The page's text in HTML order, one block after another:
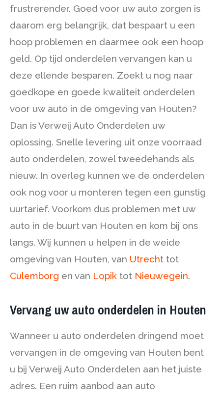
frustrerender. Goed voor uw auto zorgen is
daarom erg belangrijk, dat bespaart u een
hoop problemen en daarmee ook een hoop
geld. Op tijd onderdelen vervangen kan u
deze ellende besparen. Zoekt u nog naar
goedkope en goede kwaliteit onderdelen
voor uw auto in de omgeving van Houten?
Dan is Verweij Auto Onderdelen uw
oplossing. Snelle levering uit onze voorraad
auto onderdelen, zowel tweedehands als
nieuw. In overleg kunnen we de onderdelen
ook nog voor u monteren tegen een gunstig
uurtarief. Voorkom dus problemen met uw
auto in de buurt van Houten en kom bij ons
langs. Wij kunnen u helpen in de weide
omgeving van Houten, van Utrecht tot
Culemborg en van Lopik tot Nieuwegein.
Vervang uw auto onderdelen in Houten
Wanneer u auto onderdelen dringend moet
vervangen in de omgeving van Houten bent
u bij Verweij Auto Onderdelen aan het juiste
adres. Een ruim aanbod aan auto